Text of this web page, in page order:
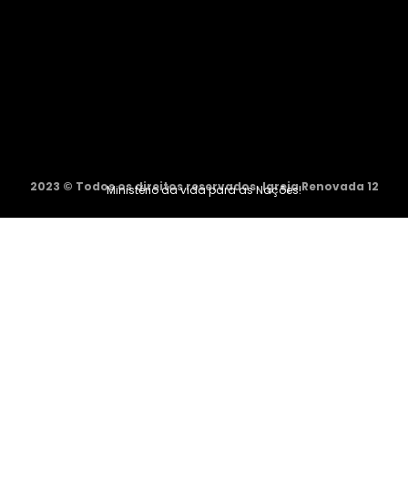
2023 © Todos os direitos reservados. Igreja Renovada 12
Ministério da vida para as Nações!